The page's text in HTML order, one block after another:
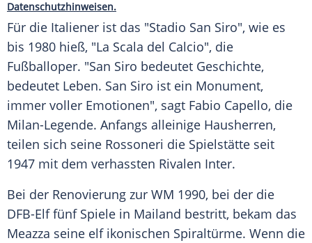
Datenschutzhinweisen.
Für die Italiener ist das "Stadio San Siro", wie es
bis 1980 hieß, "La Scala del Calcio", die
Fußballoper. "San Siro bedeutet Geschichte,
bedeutet Leben. San Siro ist ein Monument,
immer voller Emotionen", sagt Fabio Capello, die
Milan-Legende. Anfangs alleinige Hausherren,
teilen sich seine Rossoneri die Spielstätte seit
1947 mit dem verhassten Rivalen Inter.
Bei der Renovierung zur WM 1990, bei der die
DFB-Elf fünf Spiele in Mailand bestritt, bekam das
Meazza seine elf ikonischen Spiraltürme. Wenn die